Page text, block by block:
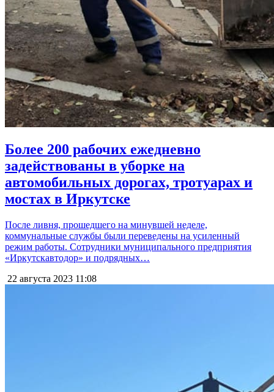
Более 200 рабочих ежедневно
задействованы в уборке на
автомобильных дорогах, тротуарах и
мостах в Иркутске
После ливня, прошедшего на минувшей неделе,
коммунальные службы были переведены на усиленный
режим работы. Сотрудники муниципального предприятия
«Иркутскавтодор» и подрядных…
22 августа 2023 11:08